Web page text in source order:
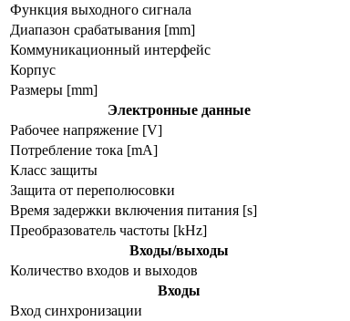
Функция выходного сигнала
Диапазон срабатывания [mm]
Коммуникационный интерфейс
Корпус
Размеры [mm]
Электронные данные
Рабочее напряжение [V]
Потребление тока [mA]
Класс защиты
Защита от переполюсовки
Время задержки включения питания [s]
Преобразователь частоты [kHz]
Входы/выходы
Количество входов и выходов
Входы
Вход синхронизации